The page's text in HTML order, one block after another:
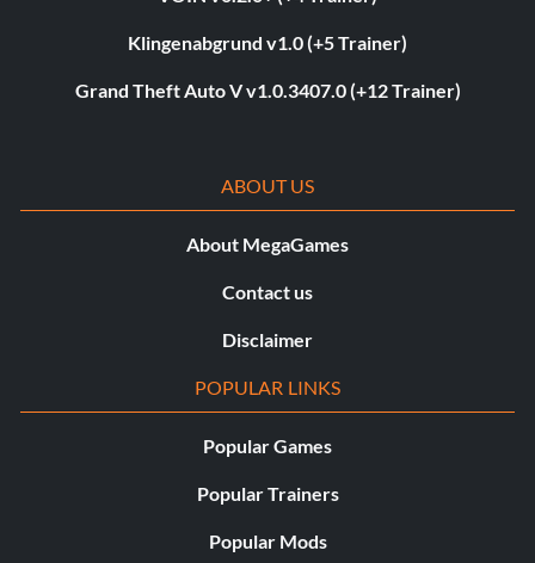
Klingenabgrund v1.0 (+5 Trainer)
Grand Theft Auto V v1.0.3407.0 (+12 Trainer)
ABOUT US
About MegaGames
Contact us
Disclaimer
POPULAR LINKS
Popular Games
Popular Trainers
Popular Mods